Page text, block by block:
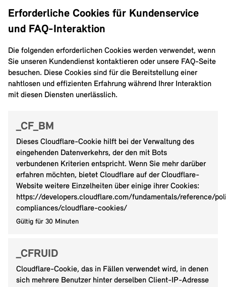
Erforderliche Cookies für Kundenservice
und FAQ-Interaktion
Die folgenden erforderlichen Cookies werden verwendet, wenn
Sie unseren Kundendienst kontaktieren oder unsere FAQ-Seite
besuchen. Diese Cookies sind für die Bereitstellung einer
nahtlosen und effizienten Erfahrung während Ihrer Interaktion
mit diesen Diensten unerlässlich.
_CF_BM
Dieses Cloudflare-Cookie hilft bei der Verwaltung des
eingehenden Datenverkehrs, der den mit Bots
verbundenen Kriterien entspricht. Wenn Sie mehr darüber
erfahren möchten, bietet Cloudflare auf der Cloudflare-
Website weitere Einzelheiten über einige ihrer Cookies:
https://developers.cloudflare.com/fundamentals/reference/
compliances/cloudflare-cookies/
Gültig für 30 Minuten
_CFRUID
Cloudflare-Cookie, das in Fällen verwendet wird, in denen
sich mehrere Benutzer hinter derselben Client-IP-Adresse